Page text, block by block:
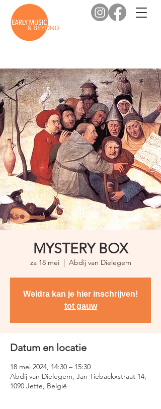
MYSTERY BOX
za 18 mei
  |
Abdij van Dielegem
Weldra kan je hier inschrijven!
tot gauw
Datum en locatie
18 mei 2024, 14:30 – 15:30
Abdij van Dielegem, Jan Tiebackxstraat 14,
1090 Jette, België